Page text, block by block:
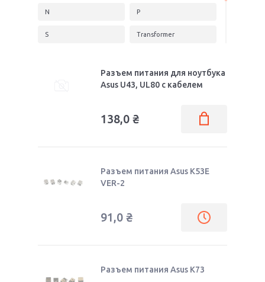
N P
S Transformer
Разъем питания для ноутбука
Asus U43, UL80 c кабелем
138,0 ₴
Разъем питания Asus K53E
VER-2
91,0 ₴
Разъем питания Asus K73